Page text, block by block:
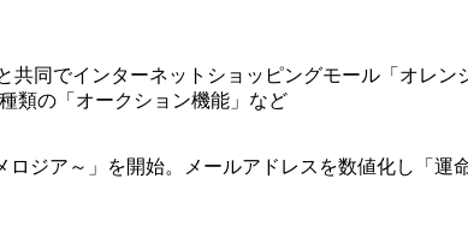
同でインターネットショッピングモール「オレ
類の「オークション機能」など
ジア～」を開始。メールアドレスを数値化し「